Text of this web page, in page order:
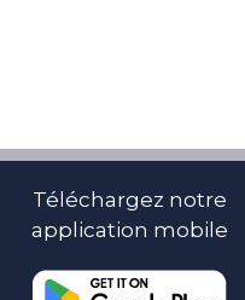
Téléchargez notre
application mobile